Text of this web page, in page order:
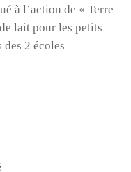
à l’action de « Terre
lait pour les petits
des 2 écoles